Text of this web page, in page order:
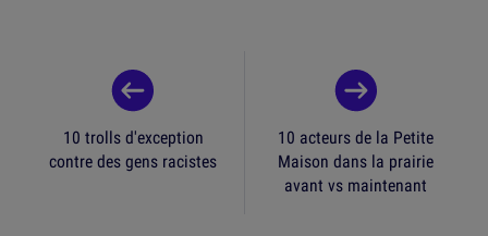
10 trolls d'exception
contre des gens racistes
10 acteurs de la Petite
Maison dans la prairie
avant vs maintenant